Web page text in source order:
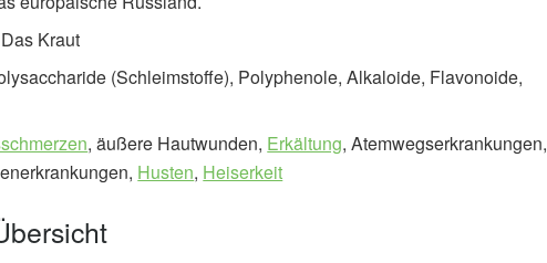
Das Kraut
(Schleimstoffe), Polyphenole, Alkaloide, Flavonoide,
, äußere Hautwunden, Erkältung, Atemwegserkrankungen,
Husten, Heiserkeit